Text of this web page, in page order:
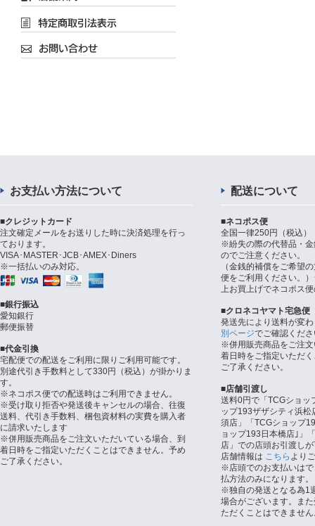
お支払い方法について
■クレジットカード
注文確定メールをお送りした時に決済処理を行っ
ております。
VISA･MASTER･JCB･AMEX･Diners
※一括払いのみ対応。
■銀行振込
愛知銀行
郵便振替
■代金引換
宅配便での配送をご利用に限りご利用可能です。
別途代引き手数料として330円（税込）が掛かりま
す。
※ネコポス便での配送時はご利用できません。
※受け取り拒否や発送後キャンセルの場合、往復
送料、代引き手数料、梱包資材料の実費を購入者
に請求いたします
※併用販売商品をご注文いただいている場合、到
着日時をご指定いただくことはできません。予め
ご了承ください。
配送について
■ネコポス便
全国一律250円（税込）
※紛失の際の代替品・
のでご注意ください。
（金銭的補償をご希望
便をご利用ください。
上お買上げでネコポス
■クロネコヤマト宅急便
発送先により送料が変
別ページでご確認くだ
※併用販売商品をご注
着日時をご指定いただ
ご了承ください。
■店舗引渡し
送料0円で「TCGショッ
ップ193ザザシティ浜
須店」「TCGショップ
ョップ193日本橋店｣」
店」での店頭お引渡し
店舗情報は こちら より
※店頭でのお支払いは
払方法のみになります。
※独自の発送となる為1
場合がございます。ま
ただくことはできませ